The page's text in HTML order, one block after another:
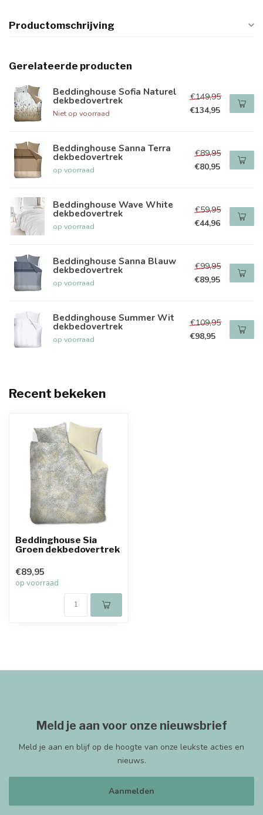
Productomschrijving
Gerelateerde producten
Beddinghouse Sofia Naturel
dekbedovertrek
Niet op voorraad
€149,95
€134,95
Beddinghouse Sanna Terra
dekbedovertrek
op voorraad
€89,95
€80,95
Beddinghouse Wave White
dekbedovertrek
op voorraad
€59,95
€44,96
Beddinghouse Sanna Blauw
dekbedovertrek
op voorraad
€99,95
€89,95
Beddinghouse Summer Wit
dekbedovertrek
op voorraad
€109,95
€98,95
Recent bekeken
Beddinghouse Sia
Groen dekbedovertrek
€89,95
op voorraad
Meld je aan voor onze nieuwsbrief
Meld je aan en blijf op de hoogte van onze leukste acties en
nieuws.
Aanmelden